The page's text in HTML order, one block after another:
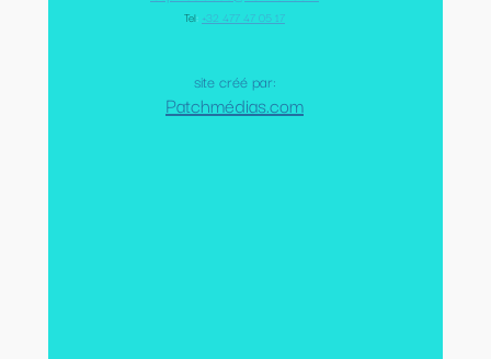
Tel: +32 477 47 05 17
site créé par:
Patchmédias.com